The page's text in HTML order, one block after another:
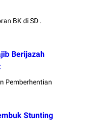
BK di SD .
Berijazah
Pemberhentian
Stunting